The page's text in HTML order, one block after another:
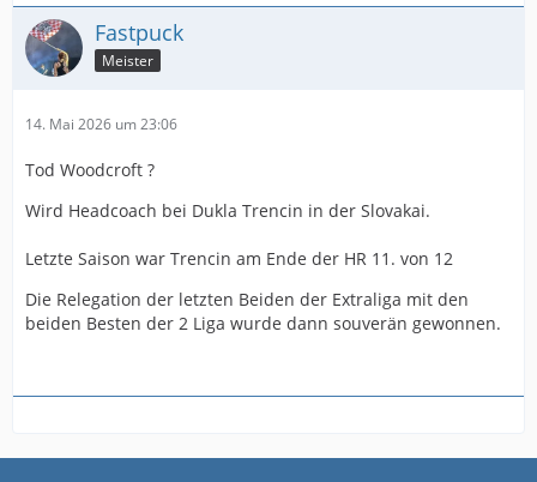
Fastpuck
Meister
14. Mai 2026 um 23:06
Tod Woodcroft ?
Wird Headcoach bei Dukla Trencin in der Slovakai.
Letzte Saison war Trencin am Ende der HR 11. von 12
Die Relegation der letzten Beiden der Extraliga mit den
beiden Besten der 2 Liga wurde dann souverän gewonnen.